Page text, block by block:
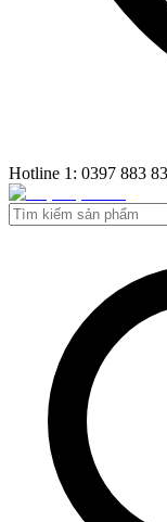
Hotline 1: 0397 883